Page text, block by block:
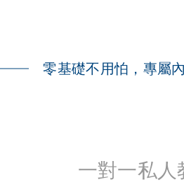
零基礎不用怕，專屬
一對一私人